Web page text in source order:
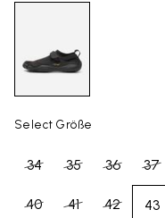
Select Größe
34 35 36 37
40 41 42 43